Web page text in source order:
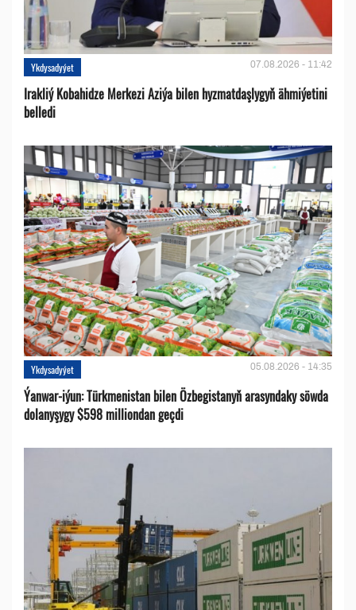
Ykdysadyýet 07.08.2026 - 11:42
Irakliý Kobahidze Merkezi Aziýa bilen hyzmatdaşlygyň ähmiýetini
belledi
Ykdysadyýet 05.08.2026 - 14:35
Ýanwar-iýun: Türkmenistan bilen Özbegistanyň arasyndaky söwda
dolanyşygy $598 milliondan geçdi